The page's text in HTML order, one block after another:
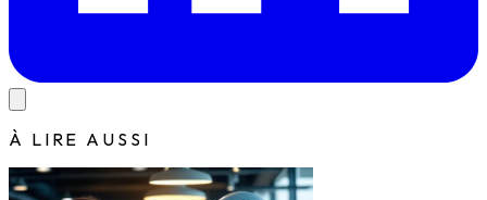
À LIRE AUSSI